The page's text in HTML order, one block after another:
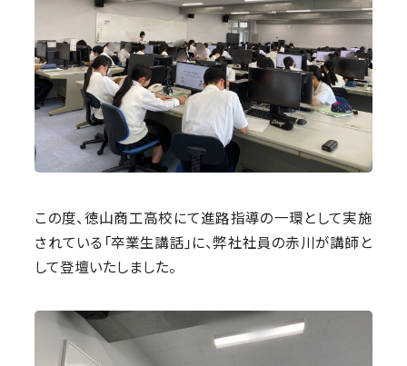
この度、徳山商工高校にて進路指導の一環として実施
されている「卒業生講話」に、弊社社員の赤川が講師と
して登壇いたしました。